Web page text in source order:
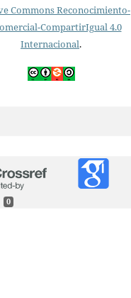
Commons Reconocimiento-
CompartirIgual 4.0
Internacional.
0